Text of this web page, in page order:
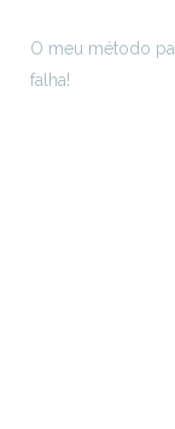
O meu método
falha!